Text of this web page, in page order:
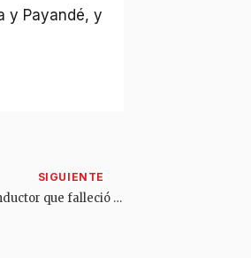
y Payandé, y
Esta es la identidad del conductor que falleció en accidente de ‘La Línea’